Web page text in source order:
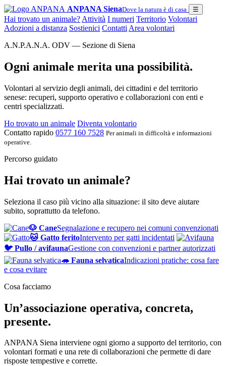
ANPANA SienaDove la natura è di casa ☰
Hai trovato un animale? Attività I numeri Territorio Volontari
Adozioni a distanza Sostienici Contatti Area volontari
A.N.P.A.N.A. ODV — Sezione di Siena
Ogni animale merita una possibilità.
Volontari al servizio degli animali, dei cittadini e del territorio
senese: recuperi, supporto operativo e collaborazioni con enti e
centri specializzati.
Ho trovato un animale Diventa volontario
Contatto rapido 0577 160 7528 Per animali in difficoltà e informazioni
operative.
Percorso guidato
Hai trovato un animale?
Seleziona il caso più vicino alla situazione: il sito deve aiutare
subito, soprattutto da telefono.
🐶 CaneSegnalazione e recupero nei comuni convenzionati
🐱 Gatto feritoIntervento per gatti incidentati
🐦 Pullo / avifaunaGestione con convenzioni e partner autorizzati
🦔 Fauna selvaticaIndicazioni pratiche: cosa fare
e cosa evitare
Cosa facciamo
Un’associazione operativa, concreta,
presente.
ANPANA Siena interviene ogni giorno a supporto del territorio, con
volontari formati e una rete di collaborazioni che permette di dare
risposte tempestive e corrette.